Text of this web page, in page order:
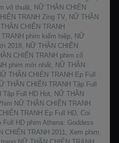
võ thuật, NỮ THẦN CHIẾN
TRANH Zing TV, NỮ THẦN
CHIẾN TRANH
phim kiếm hiệp, NỮ
2018, NỮ THẦN CHIẾN
CHIẾN TRANH phim cổ
phim mới nhất, NỮ THẦN
THẦN CHIẾN TRANH Ep Full
THẦN CHIẾN TRANH Tập Full
Tập Full HD Hot, NỮ THẦN
NỮ THẦN CHIẾN TRANH
TRANH Ep Full HD, Coi
HD phim Athena: Goddess
CHIẾN TRANH 2011, Xem phim